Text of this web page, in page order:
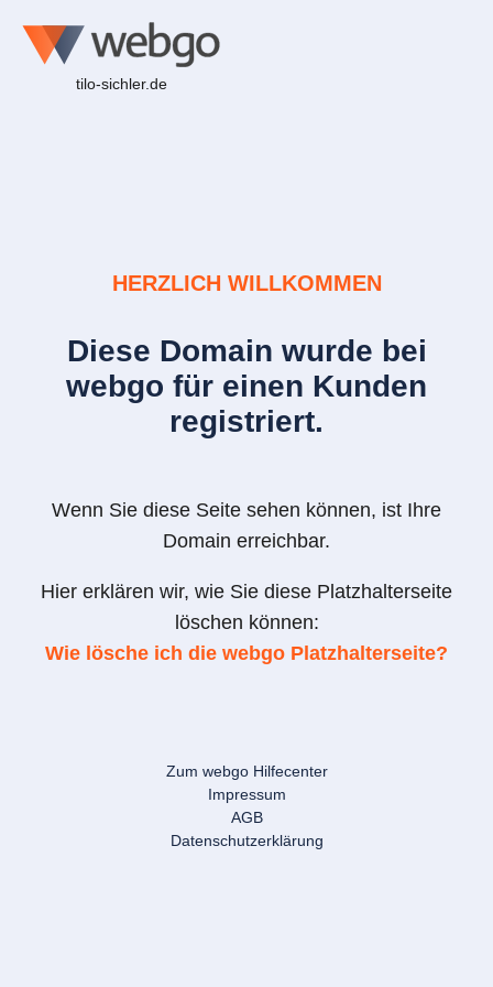
tilo-sichler.de
HERZLICH WILLKOMMEN
Diese Domain wurde bei
webgo für einen Kunden
registriert.
Wenn Sie diese Seite sehen können, ist Ihre
Domain erreichbar.
Hier erklären wir, wie Sie diese Platzhalterseite
löschen können:
Wie lösche ich die webgo Platzhalterseite?
Zum webgo Hilfecenter
Impressum
AGB
Datenschutzerklärung